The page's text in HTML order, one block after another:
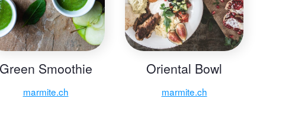
Green Smoothie
marmite.ch
Oriental Bowl
marmite.ch